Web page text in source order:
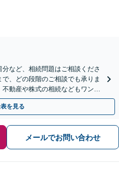
分など、相続問題はご相談くださ
、どの段階のご相談でも承りま
動産や株式の相続などもワンス
承継のご相談にも対応
を見る
メールでお問い合わせ